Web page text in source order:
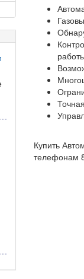
Купить
телефонам